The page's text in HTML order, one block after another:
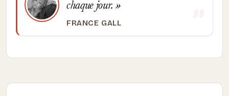
chaque jour.
FRANCE GALL